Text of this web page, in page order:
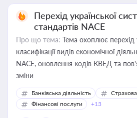
Перехід української
стандартів NACE
Про що тема: Тема охоплює перехід
класифікації видів економічної
NACE, оновлення кодів КВЕД та
зміни
Банківська діяльність
Страхова
Фінансові послуги
+13